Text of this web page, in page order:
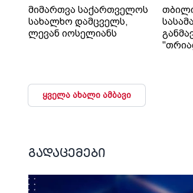
მიმართვა საქართველოს
სახალხო დამცველს,
ლევან იოსელიანს
ყველა ახალი ამბავი
გადაცემები